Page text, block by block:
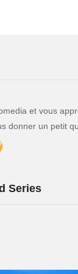
et vous
donner un petit
Series